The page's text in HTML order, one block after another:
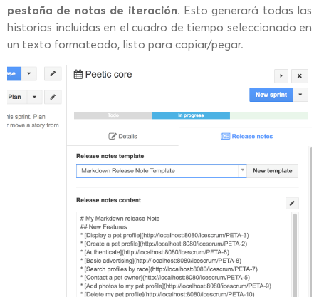
pestaña de notas de iteración. Esto generará todas las
historias incluidas en el cuadro de tiempo seleccionado en
un texto formateado, listo para copiar/pegar.